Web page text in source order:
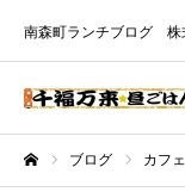
南森町ランチブログ 株
ブログ カフェ